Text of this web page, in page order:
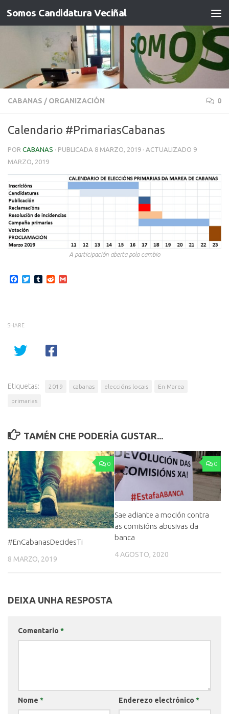
Saltar ao contido
Somos Candidatura Veciñal
CABANAS / ORGANIZACIÓN 0
Calendario #PrimariasCabanas
POR CABANAS · PUBLICADA 8 MARZO, 2019 · ACTUALIZADO 9
MARZO, 2019
A participación aberta polo cambio
Facebook
TwitterTumblrReddit
SHARE
Etiquetas: 2019 cabanas eleccións locais En Marea
primarias
TAMÉN CHE PODERÍA GUSTAR...
0
#EnCabanasDecidesTi
8 MARZO, 2019
0
Sae adiante a moción contra
as comisións abusivas da
banca
4 AGOSTO, 2020
DEIXA UNHA RESPOSTA
Comentario *
Nome * Enderezo electrónico *